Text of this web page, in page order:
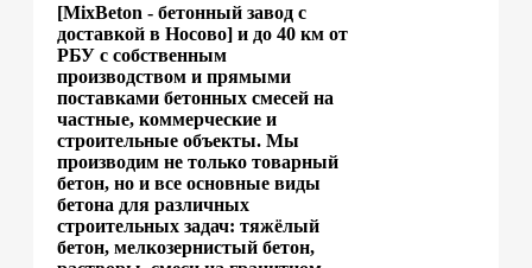
[MixBeton - бетонный завод с
доставкой в Носово] и до 40 км от
РБУ с собственным
производством и прямыми
поставками бетонных смесей на
частные, коммерческие и
строительные объекты. Мы
производим не только товарный
бетон, но и все основные виды
бетона для различных
строительных задач: тяжёлый
бетон, мелкозернистый бетон,